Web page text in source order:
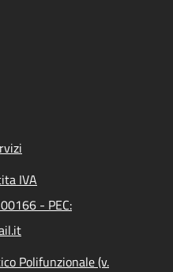
IVA
- PEC:
Polifunzionale (v.